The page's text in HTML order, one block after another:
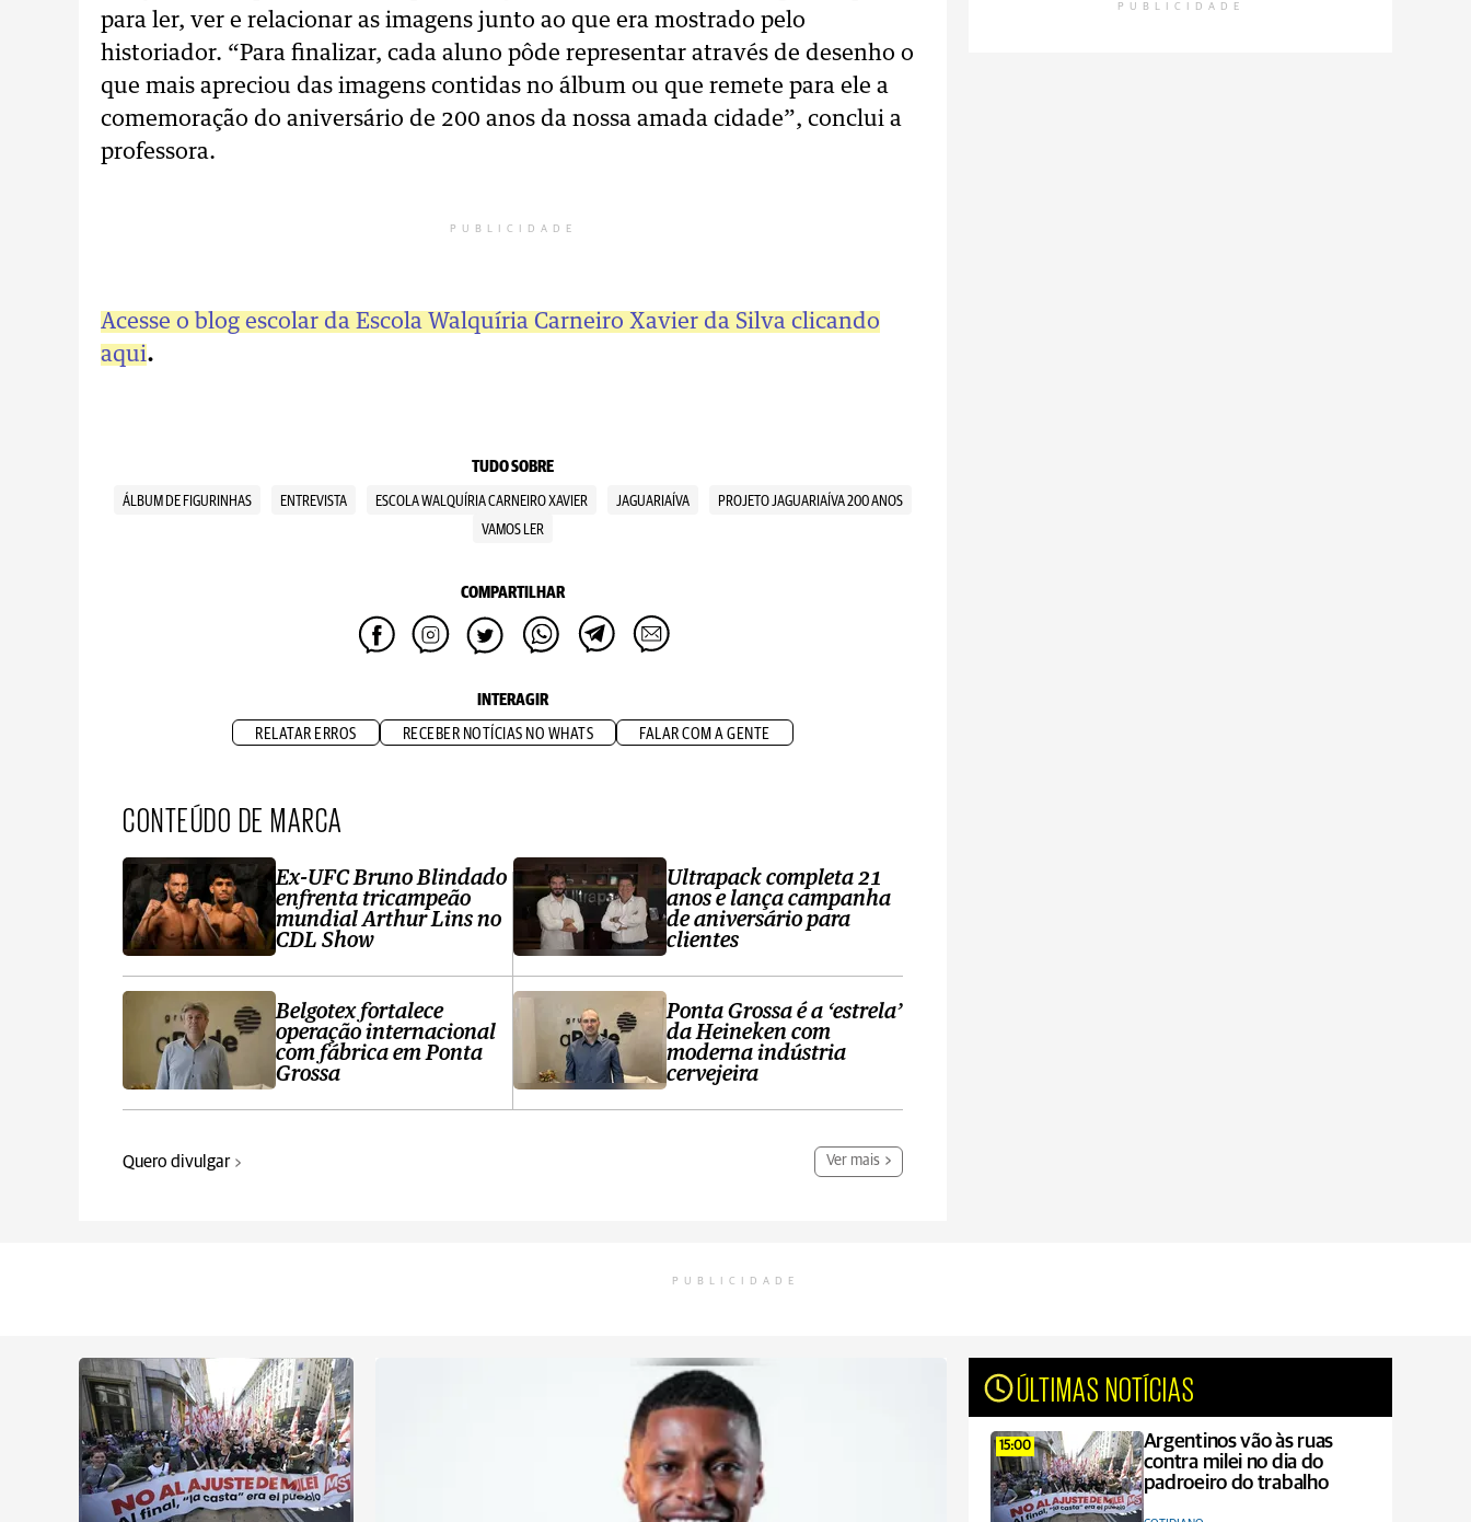
para ler, ver e relacionar as imagens junto ao que era mostrado pelo
historiador. “Para finalizar, cada aluno pôde representar através de desenho o
que mais apreciou das imagens contidas no álbum ou que remete para ele a
comemoração do aniversário de 200 anos da nossa amada cidade”, conclui a
professora.
PUBLICIDADE
Acesse o blog escolar da Escola Walquíria Carneiro Xavier da Silva clicando
aqui.
TUDO SOBRE
ÁLBUM DE FIGURINHAS ENTREVISTA ESCOLA WALQUÍRIA CARNEIRO XAVIER JAGUARIAÍVA
PROJETO JAGUARIAÍVA 200 ANOS
VAMOS LER
COMPARTILHAR
INTERAGIR
RELATAR ERROS RECEBER NOTÍCIAS NO WHATS FALAR COM A GENTE
CONTEÚDO DE MARCA
Ex-UFC Bruno Blindado
enfrenta tricampeão
mundial Arthur Lins no
CDL Show
Belgotex fortalece
operação internacional
com fábrica em Ponta
Grossa
Ultrapack completa 21
anos e lança campanha
de aniversário para
clientes
Ponta Grossa é a ‘estrela’
da Heineken com
moderna indústria
cervejeira
Quero divulgar Ver mais
PUBLICIDADE
PUBLICIDADE
ÚLTIMAS NOTÍCIAS
15:00
Argentinos vão às ruas
contra milei no dia do
padroeiro do trabalho